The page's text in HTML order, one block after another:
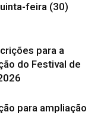
feira (30)
para a
do Festival de
para ampliação